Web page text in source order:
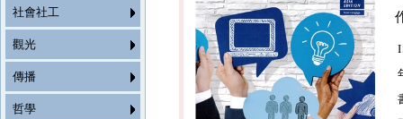
社會社工
觀光
傳播
哲學